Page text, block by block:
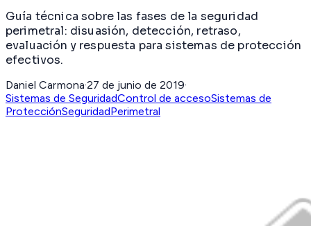
Guía técnica sobre las fases de la seguridad
perimetral: disuasión, detección, retraso,
evaluación y respuesta para sistemas de protección
efectivos.
Daniel Carmona·27 de junio de 2019·
Sistemas de SeguridadControl de accesoSistemas de
ProtecciónSeguridadPerimetral